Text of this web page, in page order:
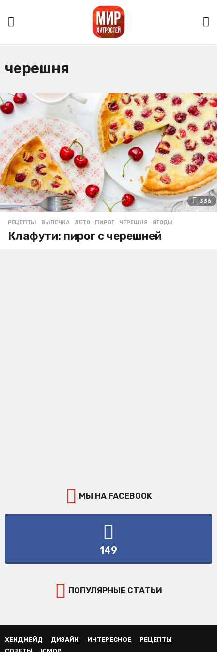
черешня
336
РЕЦЕПТЫ ВЫПЕЧКА ,ЛЕТО ,ПИРОГ ,ЧЕРЕШНЯ ,ЯГОДЫ
Клафути: пирог с черешней
МЫ НА FACEBOOK
149
ПОПУЛЯРНЫЕ СТАТЬИ
ХЕНДМЕЙД ДИЗАЙН ИНТЕРЕСНОЕ
РЕЦЕПТЫ